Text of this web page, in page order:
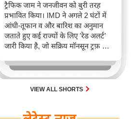
ट्रैफिक जाम ने जनजीवन को बुरी तरह
प्रभावित किया। IMD ने अगले 2 घंटों में
आंधी-तूफान व और बारिश का अनुमान
जताते हुए कई राज्यों के लिए 'रेड अलर्ट'
जारी किया है, जो सक्रिय मॉनसून ट्रफ़ और
जिससे यातायात बाधित होने के साथ-साथ
सफदरजंग अस्पताल में भी जलभराव की
स्थिति बनी।VIEW ALL SHORTS